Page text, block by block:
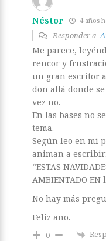
Néstor 4 años
Responder a
Me parece,
rencor y
un gran escritor
don allá donde se
vez no.
En las bases no
tema.
Según leo en mi
animan a escribir:
“ESTAS
AMBIENTADO
No hay más
Feliz año.
0